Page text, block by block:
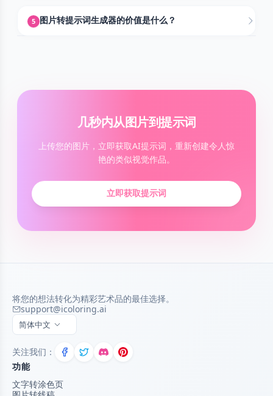
5 图片转提示词生成器的价值是什么？
几秒内从图片到提示词
上传您的图片，立即获取AI提示词，重新创建令人惊
艳的类似视觉作品。
立即获取提示词
将您的想法转化为精彩艺术品的最佳选择。
support@icoloring.ai
简体中文
关注我们：
功能
文字转涂色页